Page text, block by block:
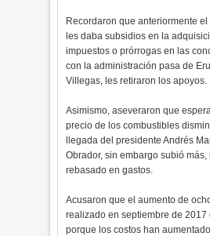
Recordaron que anteriormente el
les daba subsidios en la
impuestos o prórrogas en las
con la administración pasa de
Villegas, les retiraron los apoyos.
Asimismo, aseveraron que
precio de los combustibles
llegada del presidente Andrés
Obrador, sin embargo subió
rebasado en gastos.
Acusaron que el aumento de
realizado en septiembre de 2017
porque los costos han